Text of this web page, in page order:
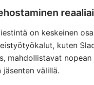
on keskeinen
kuten
mahdollistavat nopean
välillä.